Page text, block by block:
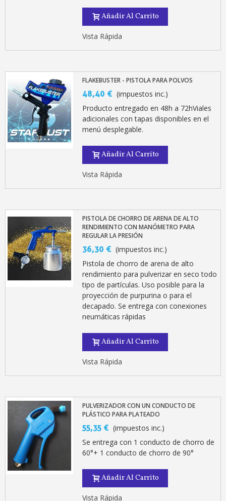
Añadir Al Carrito
Vista Rápida
FLAKEBUSTER - PISTOLA PARA POLVOS
48,40 € (impuestos inc.)
Producto entregado en 48h a 72hViales
adicionales con tapas disponibles en el
menú desplegable.
Añadir Al Carrito
Vista Rápida
PISTOLA DE CHORRO DE ARENA DE ALTO
RENDIMIENTO CON MANÓMETRO PARA
REGULAR LA PRESIÓN
36,30 € (impuestos inc.)
Pistola de chorro de arena de alto
rendimiento para pulverizar en seco todo
tipo de partículas. Uso posible para la
proyección de purpurina o para el
decapado. Se entrega con conexiones
neumáticas rápidas
Añadir Al Carrito
Vista Rápida
PULVERIZADOR CON UN CONDUCTO DE
PLÁSTICO PARA PLATEADO
55,35 € (impuestos inc.)
Se entrega con 1 conducto de chorro de
60°+ 1 conducto de chorro de 90°
Añadir Al Carrito
Vista Rápida